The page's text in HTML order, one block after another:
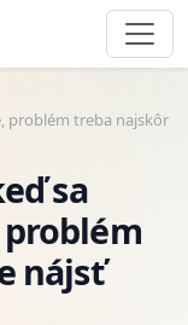
problém treba najskôr
sa
nájsť